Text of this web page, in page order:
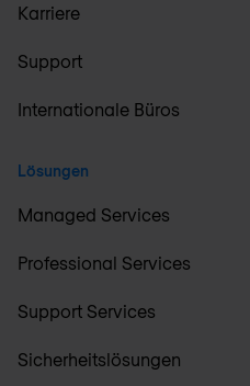
Karriere
Support
Internationale Büros
Lösungen
Managed Services
Professional Services
Support Services
Sicherheitslösungen